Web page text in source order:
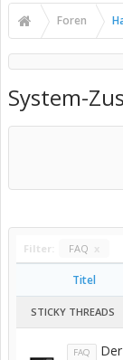
Foren
System-
Filter: FAQ x
Titel
STICKY THREADS
FAQ